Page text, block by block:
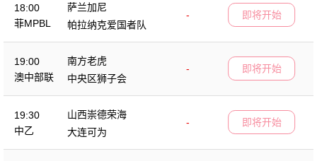
18:00
菲MPBL
萨兰加尼
-
帕拉纳克爱国者队
即将开始
19:00
澳中部联
南方老虎
-
中央区狮子会
即将开始
19:30
中乙
山西崇德荣海
-
大连可为
即将开始